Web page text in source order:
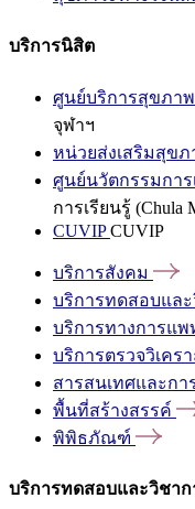
บริการนิสิต
ศูนย์บริการสุขภา
จุฬาฯ
หน่วยส่งเสริมสุข
ศูนย์นวัตกรรมการ
การเรียนรู้ (Chula
CUVIPCUVIP
บริการสังคม
บริการทดสอบแล
บริการทางการแพ
บริการตรวจวิเค
สารสนเทศและกา
พื้นที่สร้างสรรค์
พิพิธภัณฑ์
บริการทดสอบและวิชาก